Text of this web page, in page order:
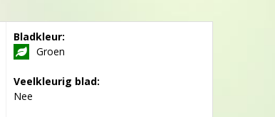
Bladkleur:
Groen
Veelkleurig blad:
Nee